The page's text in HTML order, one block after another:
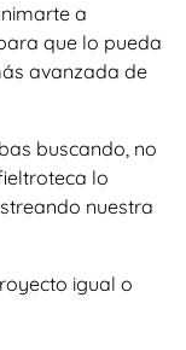
a
que lo pueda
avanzada de
buscando, no
lo
nuestra
igual o